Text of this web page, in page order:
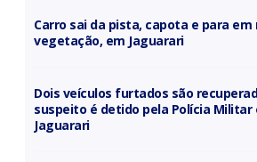
Carro sai da pista, capota e para em
vegetação, em Jaguarari
Dois veículos furtados são
suspeito é detido pela Polícia Militar
Jaguarari